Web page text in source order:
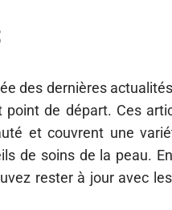
des dernières
de départ. Ces
et couvrent une
de soins de la peau.
rester à jour avec